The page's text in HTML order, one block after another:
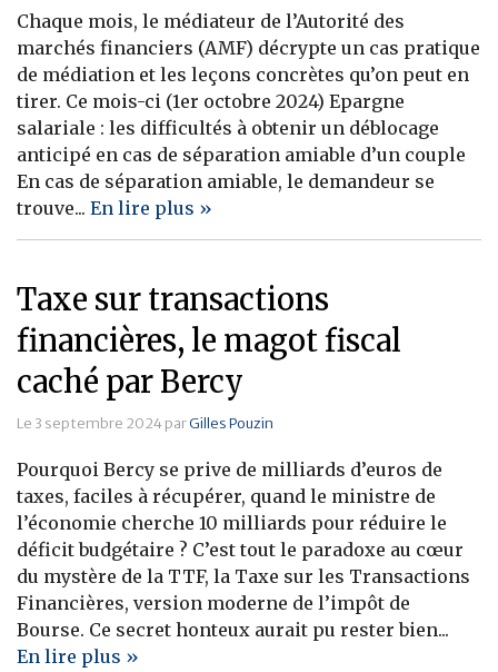
Chaque mois, le médiateur de l’Autorité des
marchés financiers (AMF) décrypte un cas pratique
de médiation et les leçons concrètes qu’on peut en
tirer. Ce mois-ci (1er octobre 2024) Epargne
salariale : les difficultés à obtenir un déblocage
anticipé en cas de séparation amiable d’un couple
En cas de séparation amiable, le demandeur se
trouve... En lire plus »
Taxe sur transactions
financières, le magot fiscal
caché par Bercy
Le 3 septembre 2024 parGilles Pouzin
Pourquoi Bercy se prive de milliards d’euros de
taxes, faciles à récupérer, quand le ministre de
l’économie cherche 10 milliards pour réduire le
déficit budgétaire ? C’est tout le paradoxe au cœur
du mystère de la TTF, la Taxe sur les Transactions
Financières, version moderne de l’impôt de
Bourse. Ce secret honteux aurait pu rester bien...
En lire plus »